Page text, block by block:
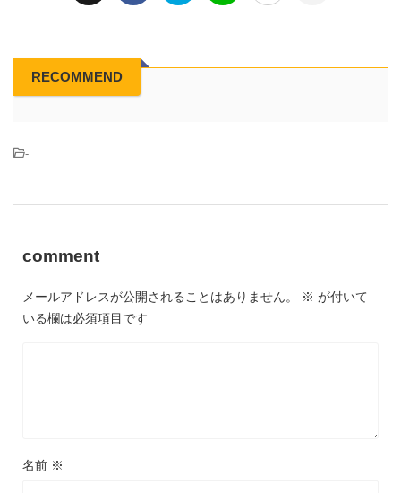
RECOMMEND
-
comment
メールアドレスが公開されることはありません。 ※ が付いて
いる欄は必須項目です
名前 ※